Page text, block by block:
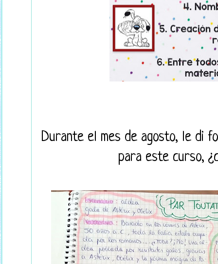
Durante el mes de agosto, le di
para este curso,